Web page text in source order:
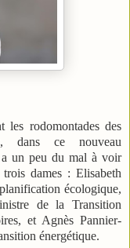
les rodomontades des
dans ce nouveau
a un peu du mal à voir
dames : Elisabeth
écologique,
de la Transition
et Agnès Pannier-
énergétique.